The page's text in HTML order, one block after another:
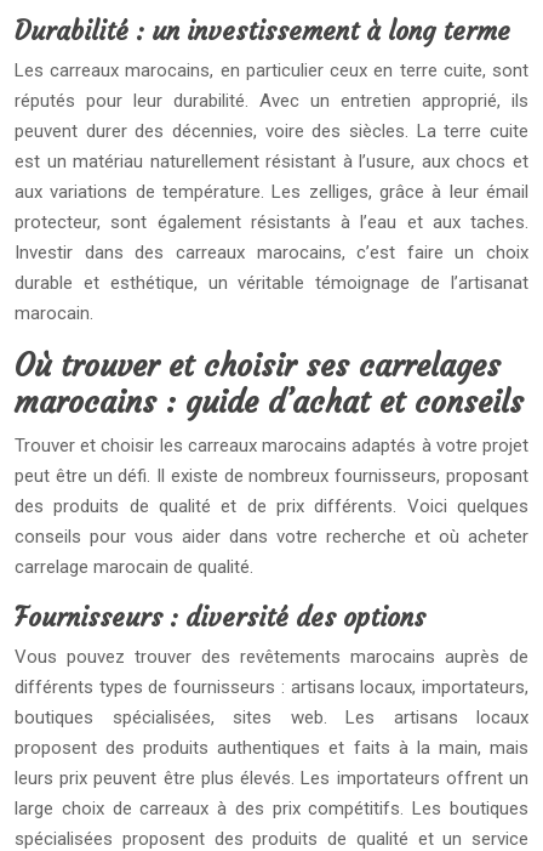
Durabilité : un investissement à long terme
Les carreaux marocains, en particulier ceux en terre cuite, sont
réputés pour leur durabilité. Avec un entretien approprié, ils
peuvent durer des décennies, voire des siècles. La terre cuite
est un matériau naturellement résistant à l’usure, aux chocs et
aux variations de température. Les zelliges, grâce à leur émail
protecteur, sont également résistants à l’eau et aux taches.
Investir dans des carreaux marocains, c’est faire un choix
durable et esthétique, un véritable témoignage de l’artisanat
marocain.
Où trouver et choisir ses carrelages
marocains : guide d’achat et conseils
Trouver et choisir les carreaux marocains adaptés à votre projet
peut être un défi. Il existe de nombreux fournisseurs, proposant
des produits de qualité et de prix différents. Voici quelques
conseils pour vous aider dans votre recherche et où acheter
carrelage marocain de qualité.
Fournisseurs : diversité des options
Vous pouvez trouver des revêtements marocains auprès de
différents types de fournisseurs : artisans locaux, importateurs,
boutiques spécialisées, sites web. Les artisans locaux
proposent des produits authentiques et faits à la main, mais
leurs prix peuvent être plus élevés. Les importateurs offrent un
large choix de carreaux à des prix compétitifs. Les boutiques
spécialisées proposent des produits de qualité et un service